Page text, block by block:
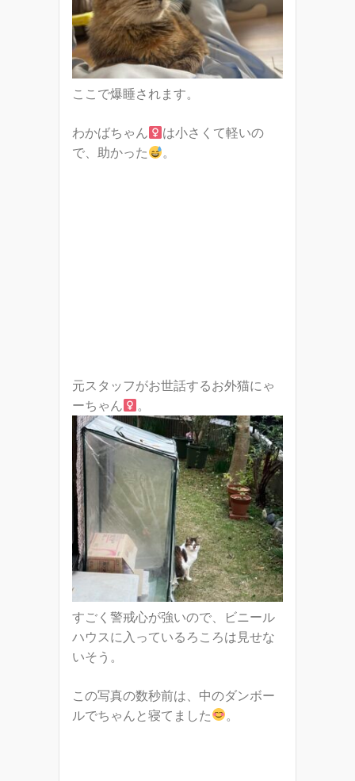
ここで爆睡されます。
わかばちゃん
は小さくて軽いの
で、助かった
。
元スタッフがお世話するお外猫にゃ
ーちゃん
。
すごく警戒心が強いので、ビニール
ハウスに入っているろころは見せな
いそう。
この写真の数秒前は、中のダンボー
ルでちゃんと寝てました
。